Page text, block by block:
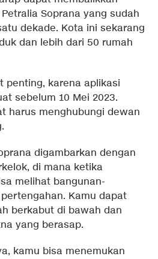
Soprana yang sudah
dekade. Kota ini sekarang
dan lebih dari 50 rumah
penting, karena aplikasi
sebelum 10 Mei 2023.
harus menghubungi dewan
digambarkan dengan
di mana ketika
melihat bangunan-
Kamu dapat
berkabut di bawah dan
yang berasap.
kamu bisa menemukan